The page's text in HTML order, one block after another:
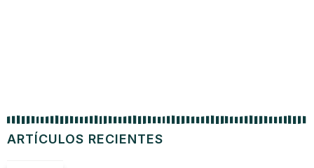
ARTÍCULOS RECIENTES